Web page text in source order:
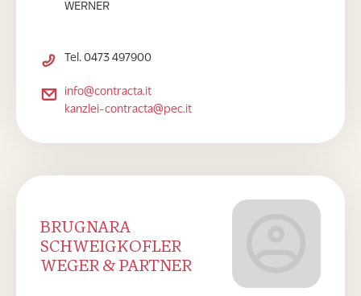
WERNER
Tel. 0473 497900
info@contracta.it
kanzlei-contracta@pec.it
BRUGNARA
SCHWEIGKOFLER
WEGER & PARTNER